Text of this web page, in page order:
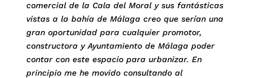
comercial de la Cala del Moral y sus fantásticas
vistas a la bahía de Málaga creo que serían una
gran oportunidad para cualquier promotor,
constructora y Ayuntamiento de Málaga poder
contar con este espacio para urbanizar. En
principio me he movido consultando al